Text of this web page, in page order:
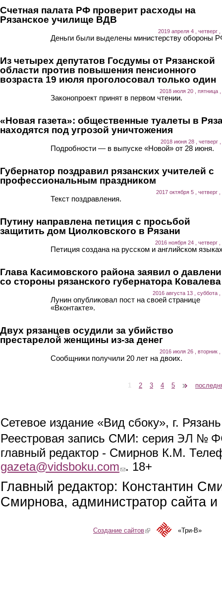
Счетная палата РФ проверит расходы на
Рязанское училище ВДВ
2019 апреля 4 , четверг ,
Деньги были выделены министерству обороны
Из четырех депутатов Госдумы от Рязанской
области против повышения пенсионного
возраста 19 июля проголосовал только один
2018 июля 20 , пятница ,
Законопроект принят в первом чтении.
«Новая газета»: общественные туалеты в
находятся под угрозой уничтожения
2018 июня 28 , четверг ,
Подробности — в выпуске «Новой» от 28 июня.
Губернатор поздравил рязанских учителей с
профессиональным праздником
2017 октября 5 , четверг
Текст поздравления.
Путину направлена петиция с просьбой
защитить дом Циолковского в Рязани
2016 ноября 24 , четверг ,
Петиция создана на русском и английском
Глава Касимовского района заявил о
со стороны рязанского губернатора Ковалева
2016 августа 13 , суббота ,
Лунин опубликовал пост на своей странице
«Вконтакте».
Двух рязанцев осудили за убийство
престарелой женщины из-за денег
2016 июля 26 , вторник ,
Сообщники получили 20 лет на двоих.
1 2 3 4 5
Сетевое издание «Вид сбоку», г.
Реестровая запись СМИ: серия ЭЛ №
главный редактор - Смирнов К.М.
gazeta@vidsboku.com (link sends e-mail)
. 18+
Главный редактор: Константин
Смирнова, администратор сайта
Создание сайтов(link is external)«Три-В»